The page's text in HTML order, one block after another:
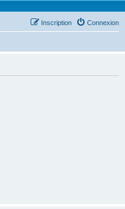
Connexion
Inscription